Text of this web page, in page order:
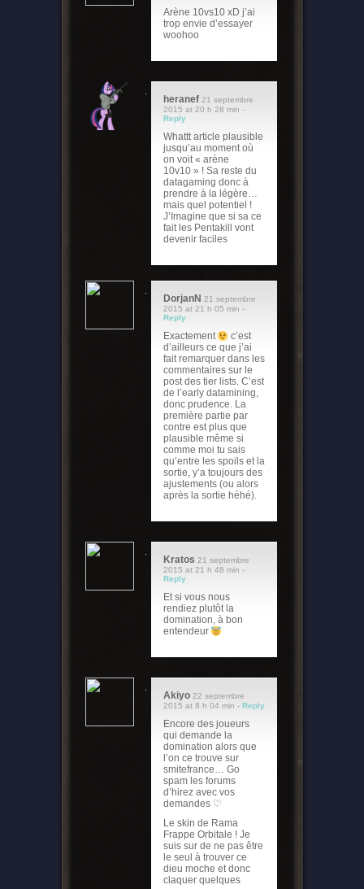
Arène 10vs10 xD j’ai
trop envie d’essayer
woohoo
heranef 21 septembre
2015 at 20 h 28 min -
Reply
Whattt article plausible
jusqu’au moment où
on voit « arène
10v10 » ! Sa reste du
datagaming donc à
prendre à la légère…
mais quel potentiel !
J’Imagine que si sa ce
fait les Pentakill vont
devenir faciles
DorjanN 21 septembre
2015 at 21 h 05 min -
Reply
Exactement
c’est
d’ailleurs ce que j’ai
fait remarquer dans les
commentaires sur le
post des tier lists. C’est
de l’early datamining,
donc prudence. La
première partie par
contre est plus que
plausible même si
comme moi tu sais
qu’entre les spoils et la
sortie, y’a toujours des
ajustements (ou alors
après la sortie héhé).
Kratos 21 septembre
2015 at 21 h 48 min -
Reply
Et si vous nous
rendiez plutôt la
domination, à bon
entendeur
Akiyo 22 septembre
2015 at 8 h 04 min - Reply
Encore des joueurs
qui demande la
domination alors que
l’on ce trouve sur
smitefrance… Go
spam les forums
d’hirez avec vos
demandes ♡
Le skin de Rama
Frappe Orbitale ! Je
suis sur de ne pas être
le seul à trouver ce
dieu moche et donc
claquer quelques